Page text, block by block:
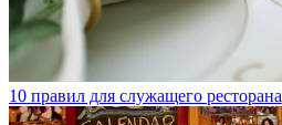
10 правил для служащего ресторана